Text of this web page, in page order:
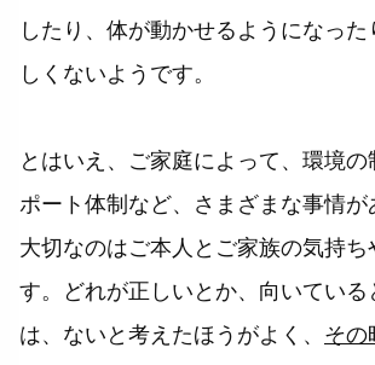
したり、体が動かせるようになっ
しくないようです。
とはいえ、ご家庭によって、環境
ポート体制など、さまざまな事情が
大切なのはご本人とご家族の気持
す。どれが正しいとか、向いている
は、ないと考えたほうがよく、 その